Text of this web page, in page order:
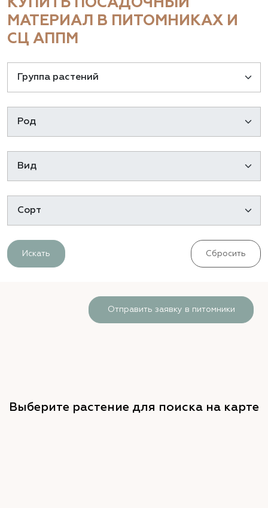
КУПИТЬ ПОСАДОЧНЫЙ
МАТЕРИАЛ В ПИТОМНИКАХ И
СЦ АППМ
Искать Сбросить
Отправить заявку в питомники
Выберите растение для поиска на карте